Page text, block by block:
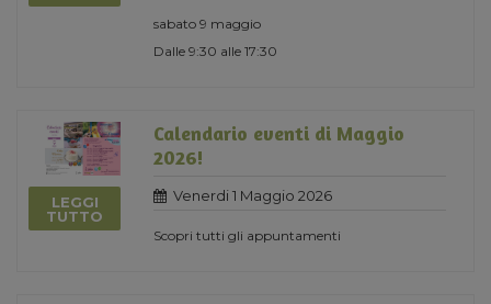
sabato 9 maggio
Dalle 9:30 alle 17:30
LEGGI
TUTTO
Calendario eventi di Maggio
2026!
Venerdi 1 Maggio 2026
Scopri tutti gli appuntamenti